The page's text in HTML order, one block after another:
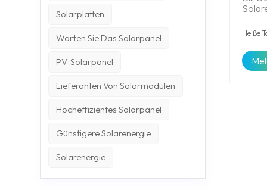
Heiße
Solarplatten
Warten Sie Das Solarpanel
PV-Solarpanel
Lieferanten Von Solarmodulen
Hocheffizientes Solarpanel
Günstigere Solarenergie
Solarenergie